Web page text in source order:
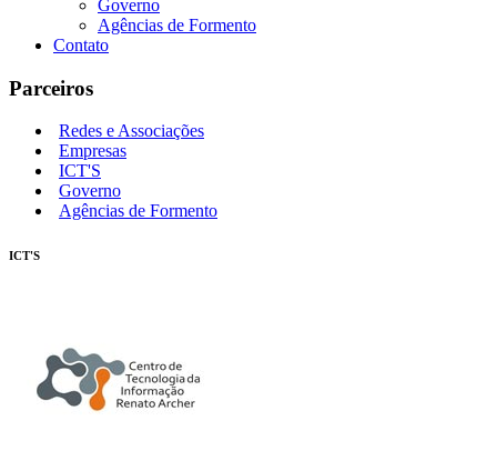
Governo
Agências de Formento
Contato
Parceiros
Redes e Associações
Empresas
ICT'S
Governo
Agências de Formento
ICT'S